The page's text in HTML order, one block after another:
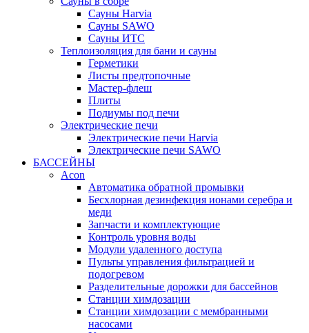
Cауны Harvia
Сауны SAWO
Сауны ИТС
Теплоизоляция для бани и сауны
Герметики
Листы предтопочные
Мастер-флеш
Плиты
Подиумы под печи
Электрические печи
Электрические печи Harvia
Электрические печи SAWO
БАССЕЙНЫ
Acon
Автоматика обратной промывки
Беcхлорная дезинфекция ионами серебра и
меди
Запчасти и комплектующие
Контроль уровня воды
Модули удаленного доступа
Пульты управления фильтрацией и
подогревом
Разделительные дорожки для бассейнов
Станции химдозации
Станции химдозации с мембранными
насосами